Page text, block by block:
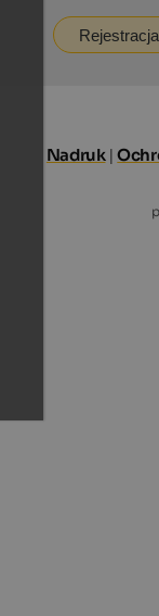
Rejestracja
Nadruk |